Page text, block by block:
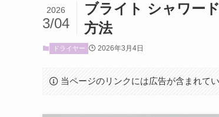
ブライト シャワー
方法
2026
3/04
ドライヤー 2026年3月4日
当ページのリンクには広告が含まれてい